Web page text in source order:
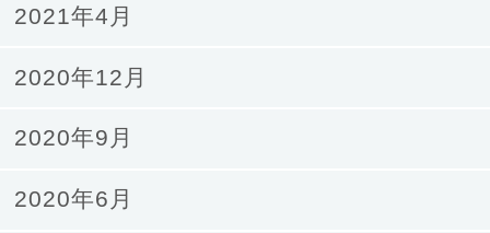
2021年4月
2020年12月
2020年9月
2020年6月